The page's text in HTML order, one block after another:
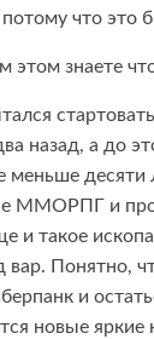
что это
этом знаете
назад, а до
меньше десяти
ММОРПГ и
и такое
Понятно,
и
новые